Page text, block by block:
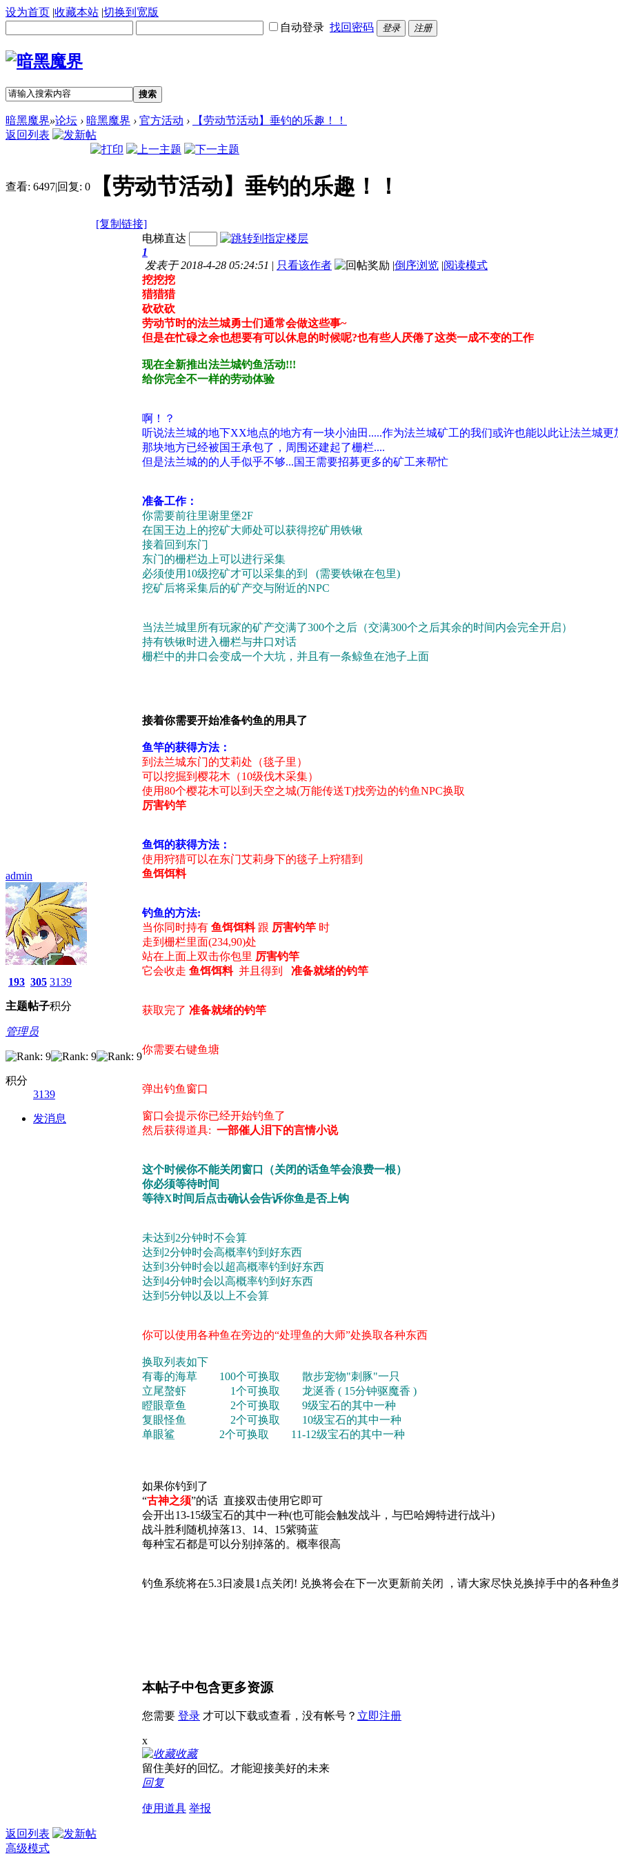
设为首页 |收藏本站 |切换到宽版
自动登录 找回密码 登录 注册
搜索
暗黑魔界»论坛 › 暗黑魔界 › 官方活动 ›
【劳动节活动】垂钓的乐趣！！
返回列表
查看: 6497|回复: 0 【劳动节活动】垂钓的乐趣！！
[复制链接]
admin
193
主题
305
帖子
3139
积分
管理员
积分
3139
发消息
电梯直达
1
发表于 2018-4-28 05:24:51 | 只看该作者 |倒序浏览 |阅读模式
挖挖挖
猎猎猎
砍砍砍
劳动节时的法兰城勇士们通常会做这些事~
但是在忙碌之余也想要有可以休息的时候呢?也有些人厌倦了这类一成不变的工作
现在全新推出法兰城钓鱼活动!!!
给你完全不一样的劳动体验
啊！？
听说法兰城的地下XX地点的地方有一块小油田.....作为法兰城矿工的我们或许也能以此让法兰城更
那块地方已经被国王承包了，周围还建起了栅栏....
但是法兰城的的人手似乎不够...国王需要招募更多的矿工来帮忙
准备工作：
你需要前往里谢里堡2F
在国王边上的挖矿大师处可以获得挖矿用铁锹
接着回到东门
东门的栅栏边上可以进行采集
必须使用10级挖矿才可以采集的到 (需要铁锹在包里)
挖矿后将采集后的矿产交与附近的NPC
当法兰城里所有玩家的矿产交满了300个之后（交满300个之后其余的时间内会完全开启）
持有铁锹时进入栅栏与井口对话
栅栏中的井口会变成一个大坑，并且有一条鲸鱼在池子上面
接着你需要开始准备钓鱼的用具了
鱼竿的获得方法：
到法兰城东门的艾莉处（毯子里）
可以挖掘到樱花木（10级伐木采集）
使用80个樱花木可以到天空之城(万能传送T)找旁边的钓鱼NPC换取
厉害钓竿
鱼饵的获得方法：
使用狩猎可以在东门艾莉身下的毯子上狩猎到
鱼饵饵料
钓鱼的方法:
当你同时持有 鱼饵饵料 跟 厉害钓竿 时
走到栅栏里面(234,90)处
站在上面上双击你包里 厉害钓竿
它会收走 鱼饵饵料 并且得到 准备就绪的钓竿
获取完了 准备就绪的钓竿
你需要右键鱼塘
弹出钓鱼窗口
窗口会提示你已经开始钓鱼了
然后获得道具: 一部催人泪下的言情小说
这个时候你不能关闭窗口（关闭的话鱼竿会浪费一根）
你必须等待时间
等待X时间后点击确认会告诉你鱼是否上钩
未达到2分钟时不会算
达到2分钟时会高概率钓到好东西
达到3分钟时会以超高概率钓到好东西
达到4分钟时会以高概率钓到好东西
达到5分钟以及以上不会算
你可以使用各种鱼在旁边的“处理鱼的大师”处换取各种东西
换取列表如下
有毒的海草 100个可换取 散步宠物"刺豚"一只
立尾螯虾 1个可换取 龙涎香 ( 15分钟驱魔香 )
瞪眼章鱼 2个可换取 9级宝石的其中一种
复眼怪鱼 2个可换取 10级宝石的其中一种
单眼鲨 2个可换取 11-12级宝石的其中一种
如果你钓到了
“古神之须”的话 直接双击使用它即可
会开出13-15级宝石的其中一种(也可能会触发战斗，与巴哈姆特进行战斗)
战斗胜利随机掉落13、14、15紫骑蓝
每种宝石都是可以分别掉落的。概率很高
钓鱼系统将在5.3日凌晨1点关闭! 兑换将会在下一次更新前关闭 ，请大家尽快兑换掉手中的各种鱼
本帖子中包含更多资源
您需要 登录 才可以下载或查看，没有帐号？ 立即注册
x
收藏
留住美好的回忆。才能迎接美好的未来
回复
使用道具 举报
返回列表
高级模式